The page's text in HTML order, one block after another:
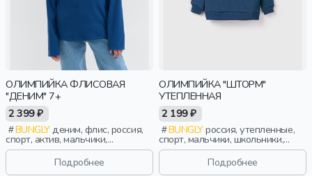
ОЛИМПИЙКА ФЛИСОВАЯ
"ДЕНИМ" 7+
2 399 ₽
BUNGLYденим, флис, россия,
спорт, актив, мальчики,
школьники, подростки, дети
Подробнее
ОЛИМПИЙКА "ШТОРМ"
УТЕПЛЕННАЯ
2 199 ₽
BUNGLYроссия, утепленные,
спорт, мальчики, школьники,
подростки, дети
Подробнее